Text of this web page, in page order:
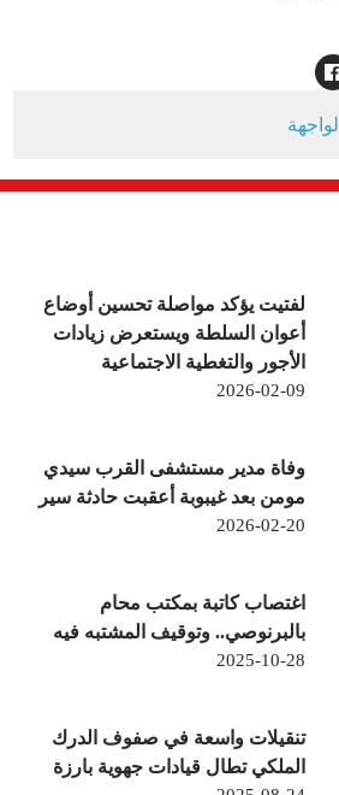
لفتيت يؤكد مواصلة تحسين أوضاع
أعوان السلطة ويستعرض زيادات
الأجور والتغطية الاجتماعية
2026-02-09
وفاة مدير مستشفى القرب سيدي
مومن بعد غيبوبة أعقبت حادثة سير
2026-02-20
اغتصاب كاتبة بمكتب محام
بالبرنوصي.. وتوقيف المشتبه فيه
2025-10-28
تنقيلات واسعة في صفوف الدرك
الملكي تطال قيادات جهوية بارزة
الواجهة